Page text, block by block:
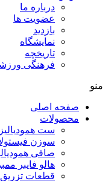
درباره ما
عضویت ها
بازدید
نمایشگاه
تاريخچه
فرهنگی ورزشی
اصلی
ست همودیالیز
سوزن فیستولا
صافی همودیالیز
هالو فایبر ممبران
قطعات تزريق پلاستيك